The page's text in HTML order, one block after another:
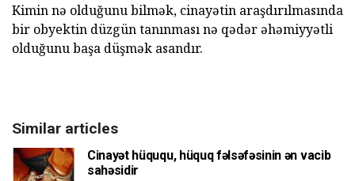
Kimin nə olduğunu bilmək, cinayətin araşdırılmasında
bir obyektin düzgün tanınması nə qədər əhəmiyyətli
olduğunu başa düşmək asandır.
Similar articles
Cinayət hüququ, hüquq fəlsəfəsinin ən vacib
sahəsidir